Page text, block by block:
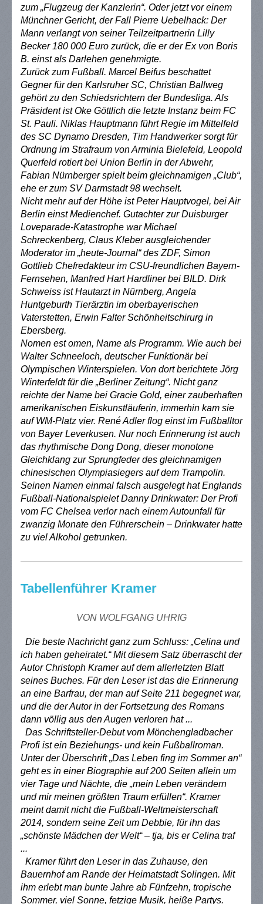
zum „Flugzeug der Kanzlerin“. Oder jetzt vor einem
Münchner Gericht, der Fall Pierre Uebelhack: Der
Mann verlangt von seiner Teilzeitpartnerin Lilly
Becker 180 000 Euro zurück, die er der Ex von Boris
B. einst als Darlehen genehmigte.
Zurück zum Fußball. Marcel Beifus beschattet
Gegner für den Karlsruher SC, Christian Ballweg
gehört zu den Schiedsrichtern der Bundesliga. Als
Präsident ist Oke Göttlich die letzte Instanz beim FC
St. Pauli. Niklas Hauptmann führt Regie im Mittelfeld
des SC Dynamo Dresden, Tim Handwerker sorgt für
Ordnung im Strafraum von Arminia Bielefeld, Leopold
Querfeld rotiert bei Union Berlin in der Abwehr,
Fabian Nürnberger spielt beim gleichnamigen „Club“,
ehe er zum SV Darmstadt 98 wechselt.
Nicht mehr auf der Höhe ist Peter Hauptvogel, bei Air
Berlin einst Medienchef. Gutachter zur Duisburger
Loveparade-Katastrophe war Michael
Schreckenberg, Claus Kleber ausgleichender
Moderator im „heute-Journal“ des ZDF, Simon
Gottlieb Chefredakteur im CSU-freundlichen Bayern-
Fernsehen, Manfred Hart Hardliner bei BILD. Dirk
Schweiss ist Hautarzt in Nürnberg, Angela
Huntgeburth Tierärztin im oberbayerischen
Vaterstetten, Erwin Falter Schönheitschirurg in
Ebersberg.
Nomen est omen, Name als Programm. Wie auch bei
Walter Schneeloch, deutscher Funktionär bei
Olympischen Winterspielen. Von dort berichtete Jörg
Winterfeldt für die „Berliner Zeitung“. Nicht ganz
reichte der Name bei Gracie Gold, einer zauberhaften
amerikanischen Eiskunstläuferin, immerhin kam sie
auf WM-Platz vier. René Adler flog einst im Fußballtor
von Bayer Leverkusen. Nur noch Erinnerung ist auch
das rhythmische Dong Dong, dieser monotone
Gleichklang zur Sprungfeder des gleichnamigen
chinesischen Olympiasiegers auf dem Trampolin.
Seinen Namen einmal falsch ausgelegt hat Englands
Fußball-Nationalspielet Danny Drinkwater: Der Profi
vom FC Chelsea verlor nach einem Autounfall für
zwanzig Monate den Führerschein – Drinkwater hatte
zu viel Alkohol getrunken.
Tabellenführer Kramer
VON WOLFGANG UHRIG
Die beste Nachricht ganz zum Schluss: „Celina und
ich haben geheiratet.“ Mit diesem Satz überrascht der
Autor Christoph Kramer auf dem allerletzten Blatt
seines Buches. Für den Leser ist das die Erinnerung
an eine Barfrau, der man auf Seite 211 begegnet war,
und die der Autor in der Fortsetzung des Romans
dann völlig aus den Augen verloren hat ...
Das Schriftsteller-Debut vom Mönchengladbacher
Profi ist ein Beziehungs- und kein Fußballroman.
Unter der Überschrift „Das Leben fing im Sommer an“
geht es in einer Biographie auf 200 Seiten allein um
vier Tage und Nächte, die „mein Leben verändern
und mir meinen größten Traum erfüllen“. Kramer
meint damit nicht die Fußball-Weltmeisterschaft
2014, sondern seine Zeit um Debbie, für ihn das
„schönste Mädchen der Welt“ – tja, bis er Celina traf
...
Kramer führt den Leser in das Zuhause, den
Bauernhof am Rande der Heimatstadt Solingen. Mit
ihm erlebt man bunte Jahre ab Fünfzehn, tropische
Sommer, viel Sonne, fetzige Musik, heiße Partys.